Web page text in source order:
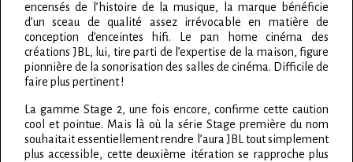
encensés de l’histoire de la musique, la marque bénéficie
d’un sceau de qualité assez irrévocable en matière de
conception d’enceintes hifi. Le pan home cinéma des
créations JBL, lui, tire parti de l’expertise de la maison, figure
pionnière de la sonorisation des salles de cinéma. Difficile de
faire plus pertinent !
La gamme Stage 2, une fois encore, confirme cette caution
cool et pointue. Mais là où la série Stage première du nom
souhaitait essentiellement rendre l’aura JBL tout simplement
plus accessible, cette deuxième itération se rapproche plus